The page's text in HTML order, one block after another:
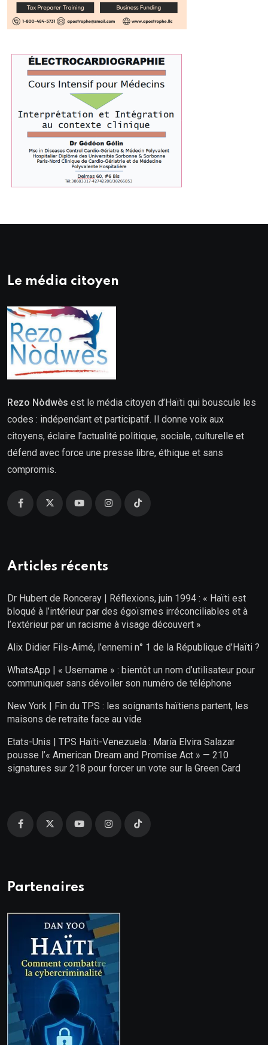
Le média citoyen
Rezo Nòdwès est le média citoyen d’Haïti qui bouscule les
codes : indépendant et participatif. Il donne voix aux
citoyens, éclaire l’actualité politique, sociale, culturelle et
défend avec force une presse libre, éthique et sans
compromis.
Articles récents
Dr Hubert de Ronceray | Réflexions, juin 1994 : « Haïti est
bloqué à l’intérieur par des égoïsmes irréconciliables et à
l’extérieur par un racisme à visage découvert »
Alix Didier Fils-Aimé, l’ennemi n° 1 de la République d’Haïti ?
WhatsApp | « Username » : bientôt un nom d’utilisateur pour
communiquer sans dévoiler son numéro de téléphone
New York | Fin du TPS : les soignants haïtiens partent, les
maisons de retraite face au vide
Etats-Unis | TPS Haïti-Venezuela : María Elvira Salazar
pousse l’« American Dream and Promise Act » — 210
signatures sur 218 pour forcer un vote sur la Green Card
Partenaires